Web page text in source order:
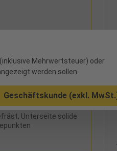
bearbeitet nach
Unterseite solide
Mehrwertsteuer) oder
werden sollen.
Geschäftskunde (exkl.